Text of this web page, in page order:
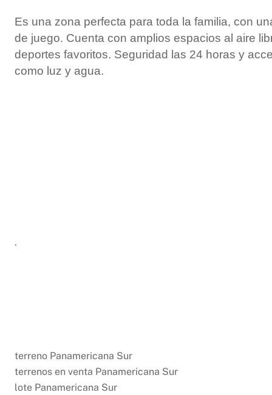
Es una zona perfecta para toda la familia, con
de juego. Cuenta con amplios espacios al aire
deportes favoritos. Seguridad las 24 horas y
como luz y agua.
.
terreno Panamericana Sur
terrenos en venta Panamericana Sur
lote Panamericana Sur